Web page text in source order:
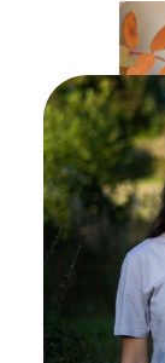
Kuva: